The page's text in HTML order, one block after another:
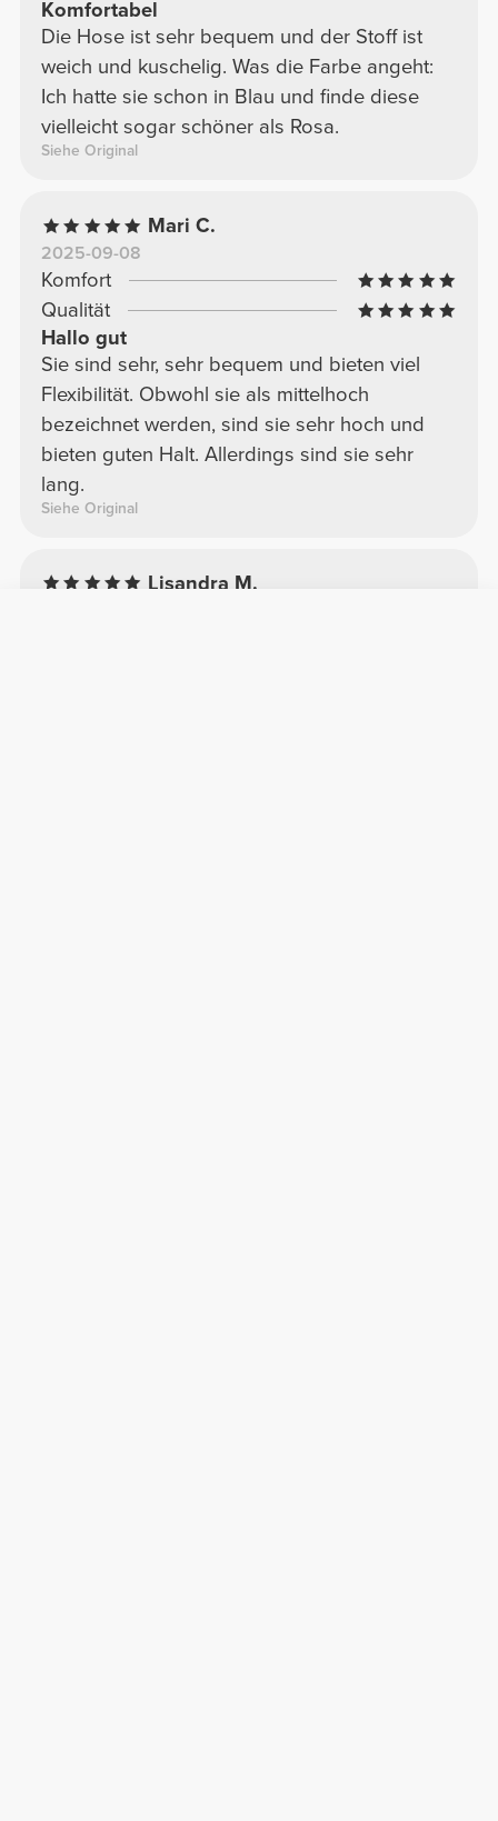
Komfortabel
Die Hose ist sehr bequem und der Stoff ist
weich und kuschelig. Was die Farbe angeht:
Ich hatte sie schon in Blau und finde diese
vielleicht sogar schöner als Rosa.
Siehe Original
Mari C.
2025-09-08
Komfort
Qualität
Hallo gut
Sie sind sehr, sehr bequem und bieten viel
Flexibilität. Obwohl sie als mittelhoch
bezeichnet werden, sind sie sehr hoch und
bieten guten Halt. Allerdings sind sie sehr
lang.
Siehe Original
Lisandra M.